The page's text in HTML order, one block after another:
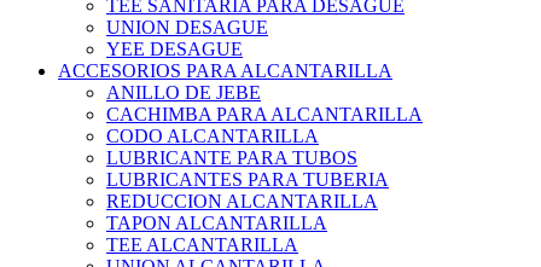
TEE SANITARIA PARA DESAGUE
UNION DESAGUE
YEE DESAGUE
ACCESORIOS PARA ALCANTARILLA
ANILLO DE JEBE
CACHIMBA PARA ALCANTARILLA
CODO ALCANTARILLA
LUBRICANTE PARA TUBOS
LUBRICANTES PARA TUBERIA
REDUCCION ALCANTARILLA
TAPON ALCANTARILLA
TEE ALCANTARILLA